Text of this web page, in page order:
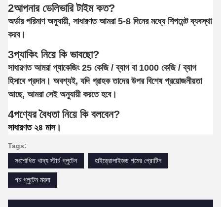
2আপনার ডেলিভারি টাইম কত?
অর্ডার পরিমাণ অনুযায়ী, সাধারণত আমরা 5-8 দিনের মধ্যে শিপমেন্ট ব্যবস্থা
করব।
3প্যাকিং নিয়ে কি ভাবছো?
সাধারণত আমরা প্যাকেজিং 25 কেজি / ব্যাগ বা 1000 কেজি / ব্যাগ
হিসাবে প্রদান। অবশ্যই, যদি গ্রাহক তাদের উপর বিশেষ প্রয়োজনীয়তা
আছে, আমরা সেই অনুযায়ী করতে হবে।
4পণ্যের বৈধতা নিয়ে কি বলবেন?
সাধারণত ২৪ মাস।
Tags:
সংশোধিত খাদ্য স্টার্চ গ্লুটেন
হাইড্রোলাইজড গমের প্রোটিন
গম গ্লুটেন ময়দা